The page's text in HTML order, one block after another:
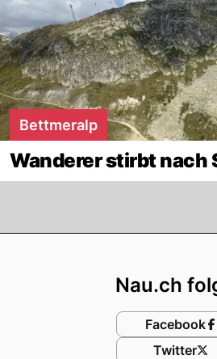
Bettmeralp
Wanderer stirbt nach
Nau.ch
Facebook
Twitter